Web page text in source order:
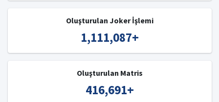
Oluşturulan Joker İşlemi
1,111,087+
Oluşturulan Matris
416,691+